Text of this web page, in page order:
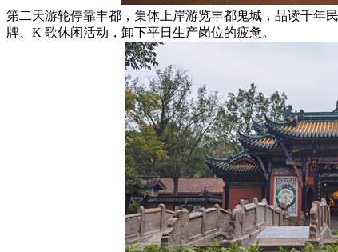
第二天游轮停靠丰都，集体上岸游览丰都鬼城，品读千年
牌、K 歌休闲活动，卸下平日生产岗位的疲惫。